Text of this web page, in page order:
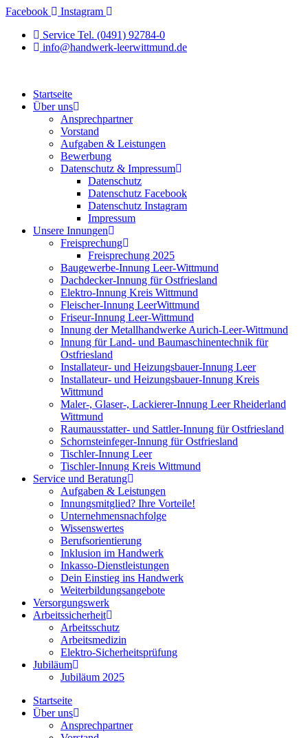
Zum
springen
Facebook
Instagram
Service Tel. (0491) 92784-0
info@handwerk-leerwittmund.de
Startseite
Über uns
Ansprechpartner
Vorstand
Aufgaben & Leistungen
Bewerbung
Datenschutz & Impressum
Datenschutz
Datenschutz Facebook
Datenschutz Instagram
Impressum
Unsere Innungen
Freisprechung
Freisprechung 2025
Baugewerbe-Innung Leer-Wittmund
Dachdecker-Innung für Ostfriesland
Elektro-Innung Kreis Wittmund
Fleischer-Innung LeerWittmund
Friseur-Innung Leer-Wittmund
Innung der Metallhandwerke Aurich-Leer-Wittmund
Innung für Land- und Baumaschinentechnik für
Ostfriesland
Installateur- und Heizungsbauer-Innung Leer
Installateur- und Heizungsbauer-Innung Kreis
Wittmund
Maler-, Glaser-, Lackierer-Innung Leer Rheiderland
Wittmund
Raumausstatter- und Sattler-Innung für Ostfriesland
Schornsteinfeger-Innung für Ostfriesland
Tischler-Innung Leer
Tischler-Innung Kreis Wittmund
Service und Beratung
Aufgaben & Leistungen
Innungsmitglied? Ihre Vorteile!
Unternehmensnachfolge
Wissenswertes
Berufsorientierung
Inklusion im Handwerk
Inkasso-Dienstleistungen
Dein Einstieg ins Handwerk
Weiterbildungsangebote
Versorgungswerk
Arbeitssicherheit
Arbeitsschutz
Arbeitsmedizin
Elektro-Sicherheitsprüfung
Jubiläum
Jubiläum 2025
Startseite
Über uns
Ansprechpartner